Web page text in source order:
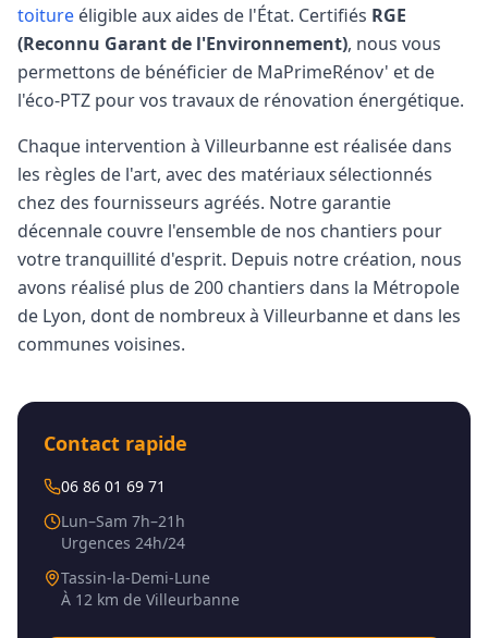
toiture éligible aux aides de l'État. Certifiés RGE
(Reconnu Garant de l'Environnement), nous vous
permettons de bénéficier de MaPrimeRénov' et de
l'éco-PTZ pour vos travaux de rénovation énergétique.
Chaque intervention à Villeurbanne est réalisée dans
les règles de l'art, avec des matériaux sélectionnés
chez des fournisseurs agréés. Notre garantie
décennale couvre l'ensemble de nos chantiers pour
votre tranquillité d'esprit. Depuis notre création, nous
avons réalisé plus de 200 chantiers dans la Métropole
de Lyon, dont de nombreux à Villeurbanne et dans les
communes voisines.
Contact rapide
06 86 01 69 71
Lun–Sam 7h–21h
Urgences 24h/24
Tassin-la-Demi-Lune
À 12 km de Villeurbanne